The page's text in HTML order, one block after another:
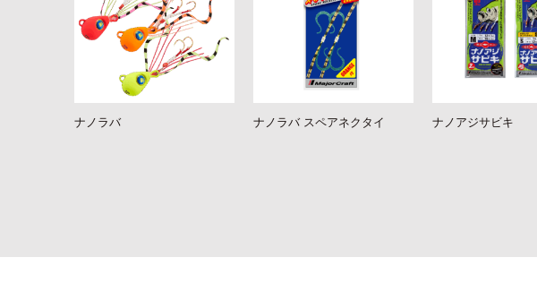
ナノラバ ナノラバ スペアネクタイ ナノアジサビキ